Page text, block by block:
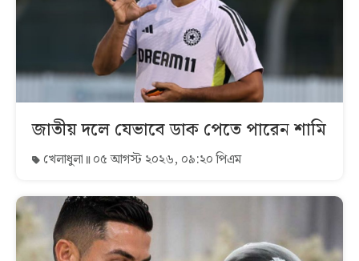
জাতীয় দলে যেভাবে ডাক পেতে পারেন শামি
খেলাধুলা ০৫ আগস্ট ২০২৬, ০৯:২০ পিএম